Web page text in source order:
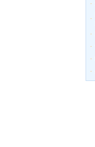
·
·
·
·
·
·